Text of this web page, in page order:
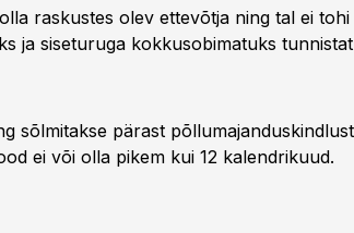
raskustes olev ettevõtja ning tal ei
ja siseturuga kokkusobimatuks
sõlmitakse pärast
ei või olla pikem kui 12 kalendrikuud.